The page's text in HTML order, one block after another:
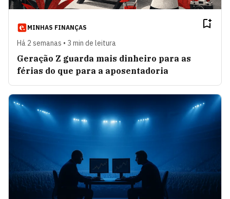
MINHAS FINANÇAS
Há 2 semanas • 3 min de leitura
Geração Z guarda mais dinheiro para as
férias do que para a aposentadoria